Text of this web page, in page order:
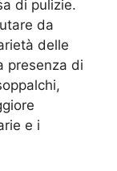
di pulizie.
da
delle
presenza di
e i